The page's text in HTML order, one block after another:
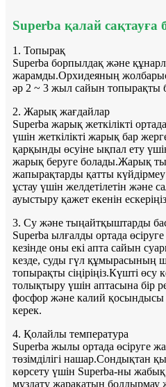
Superba қалай сақтауға
1. Топырақ
Superba борпылдақ және
жарамды.Орхидеяның жолбарыс
әр 2 ~ 3 жыл сайын топырақты
2. Жарық жағдайлар
Superba жарық жеткілікті
үшін жеткілікті жарық бар
қарқынды өсуіне ықпал ету
жарық беруге болады.Жарық
жапырақтарды қатты
ұстау үшін желдетілетін және
ауыстыру қажет екенін
3. Су және тыңайтқыштарды
Superba ылғалды ортада
кезінде оны екі апта сайын
кезде, суды гүл құмырасының
топырақты сіңіріңіз.Күшті өсу
толықтыру үшін аптасына бір
фосфор және калий
керек.
4. Қолайлы температура
Superba жылы ортада өсіруге
төзімділігі нашар.Сондықтан
көрсету үшін Superba-ны
мұздату жарақатын болдырмау